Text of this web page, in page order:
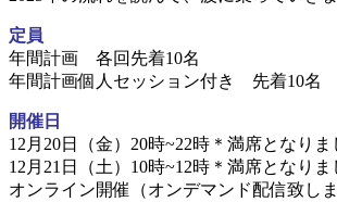
定員
年間計画 各回先着10名
年間計画個人セッション付き 先着10名
開催日
12月20日（金）20時~22時＊満席となりま
12月21日（土）10時~12時＊満席となりま
オンライン開催（オンデマンド配信致しま